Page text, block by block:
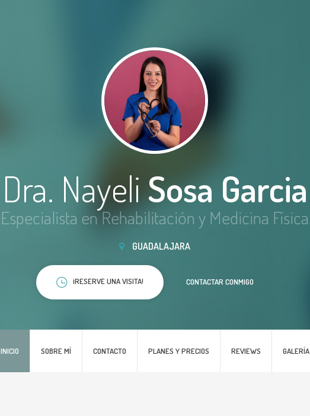
INICIO SOBRE MÍ CONTACTO PLANES Y PRECIOS REVIEWS GALERÍA
Dra. NayeliSosa Garcia
Especialista en Rehabilitación y Medicina Física
GUADALAJARA
¡RESERVE UNA VISITA! CONTACTAR CONMIGO